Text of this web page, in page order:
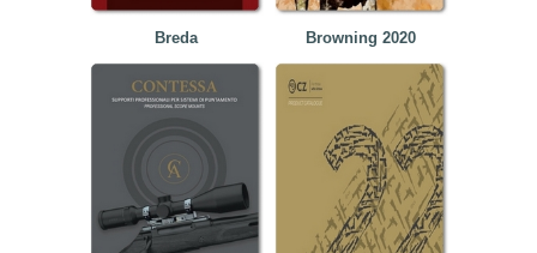
Breda Browning 2020